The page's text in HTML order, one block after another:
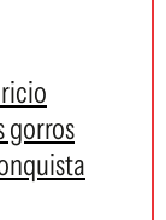
gorros